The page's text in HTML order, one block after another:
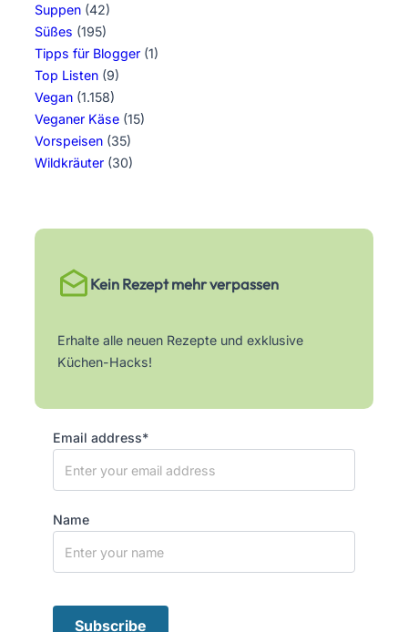
Suppen (42)
Süßes (195)
Tipps für Blogger (1)
Top Listen (9)
Vegan (1.158)
Veganer Käse (15)
Vorspeisen (35)
Wildkräuter (30)
Kein Rezept mehr verpassen
Erhalte alle neuen Rezepte und exklusive
Küchen-Hacks!
Email address*
Name